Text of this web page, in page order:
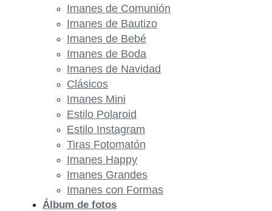
Imanes de Comunión
Imanes de Bautizo
Imanes de Bebé
Imanes de Boda
Imanes de Navidad
Clásicos
Imanes Mini
Estilo Polaroid
Estilo Instagram
Tiras Fotomatón
Imanes Happy
Imanes Grandes
Imanes con Formas
Álbum de fotos